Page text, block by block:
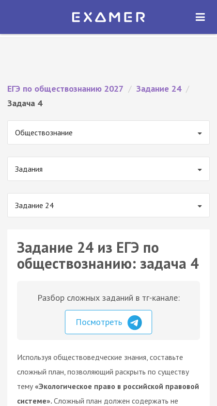
Экзамер — ЕГЭ 2027
ОТКРЫТЬ
ЕГЭ по обществознанию 2027 / Задание 24 /
Задача 4
Обществознание
Задания
Задание 24
Задание 24 из ЕГЭ по
обществознанию: задача 4
Разбор сложных заданий в тг-канале:
Посмотреть
Используя обществоведческие знания, составьте
сложный план, позволяющий раскрыть по существу
тему«Экологическое право в российской правовой
системе». Сложный план должен содержать не